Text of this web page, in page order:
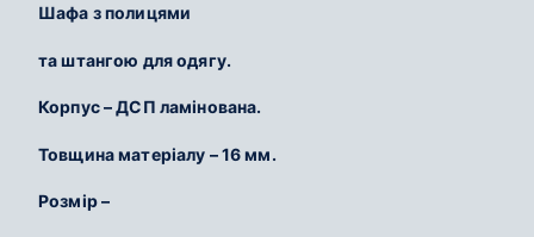
Шафа з полицями
та штангою для одягу.
Корпус – ДСП ламінована.
Товщина матеріалу – 16 мм.
Розмір –